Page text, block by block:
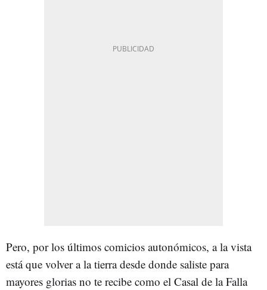
Pero, por los últimos comicios autonómicos, a la vista
está que volver a la tierra desde donde saliste para
mayores glorias no te recibe como el Casal de la Falla